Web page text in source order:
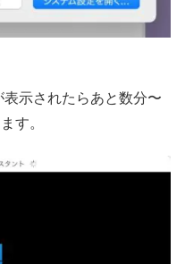
示されたらあと数分〜
す。